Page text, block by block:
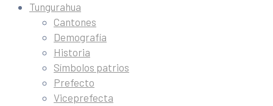
Tungurahua
Cantones
Demografía
Historia
Símbolos patrios
Prefecto
Viceprefecta